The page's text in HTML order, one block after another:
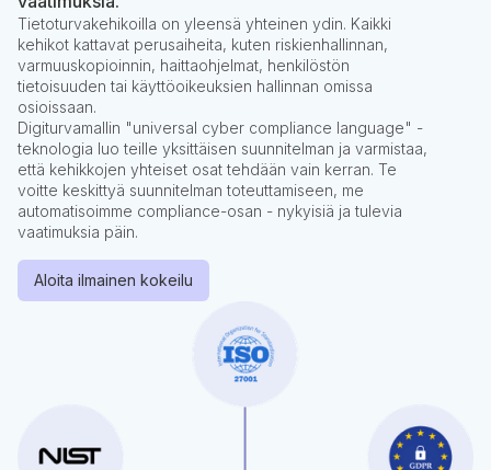
Tietoturvakehikoilla on yleensä yhteinen ydin. Kaikki
kehikot kattavat perusaiheita, kuten riskienhallinnan,
varmuuskopioinnin, haittaohjelmat, henkilöstön
tietoisuuden tai käyttöoikeuksien hallinnan omissa
osioissaan.
Digiturvamallin "universal cyber compliance language" -
teknologia luo teille yksittäisen suunnitelman ja varmistaa,
että kehikkojen yhteiset osat tehdään vain kerran. Te
voitte keskittyä suunnitelman toteuttamiseen, me
automatisoimme compliance-osan - nykyisiä ja tulevia
vaatimuksia päin.
Aloita ilmainen kokeilu